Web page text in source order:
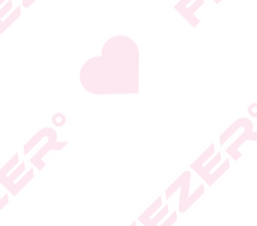
היצרן או גוף הכשרות;
המידע המעודכן מופיע על
* טעות סופר בתיאור המוצר
או במחירו לא תחייב את